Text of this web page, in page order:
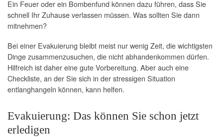
Ein Feuer oder ein Bombenfund können dazu führen, dass Sie
schnell Ihr Zuhause verlassen müssen. Was sollten Sie dann
mitnehmen?
Bei einer Evakuierung bleibt meist nur wenig Zeit, die wichtigsten
Dinge zusammenzusuchen, die nicht abhandenkommen dürfen.
Hilfreich ist daher eine gute Vorbereitung. Aber auch eine
Checkliste, an der Sie sich in der stressigen Situation
entlanghangeln können, kann helfen.
Evakuierung: Das können Sie schon jetzt
erledigen